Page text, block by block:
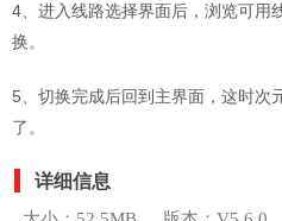
4、进入线路选择界面后，浏览可用
换。
5、切换完成后回到主界面，这时次
了。
详细信息